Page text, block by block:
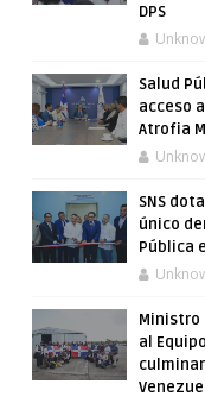
DPS
Salud
acceso
Atrofia
SNS
único
Pública
Ministro
al